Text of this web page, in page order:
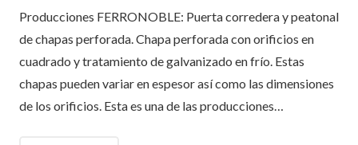
Producciones FERRONOBLE: Puerta corredera y peatonal
de chapas perforada. Chapa perforada con orificios en
cuadrado y tratamiento de galvanizado en frío. Estas
chapas pueden variar en espesor así como las dimensiones
de los orificios. Esta es una de las producciones…